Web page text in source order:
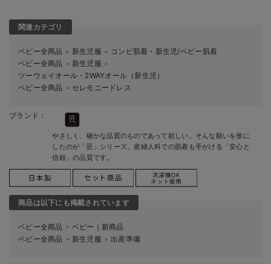
関連カテゴリ
ベビー全商品 ＞ 新生児服 ＞
コンビ肌着・新生児/ベビー肌着
ベビー全商品
＞ 新生児服 ＞
ツーウェイオール・2WAYオール（新生児）
ベビー全商品
＞ セレモニードレス
ブランド：
やさしく、確かな品質のものであって欲しい。そんな願いを形に
したのが「匠」シリーズ。産婦人科での肌着も手がける「安心と
信頼」の品質です。
商品は以下にも掲載されています
ベビー全商品 ＞ ベビー｜新商品
ベビー全商品
＞ 新生児服 ＞ 出産準備